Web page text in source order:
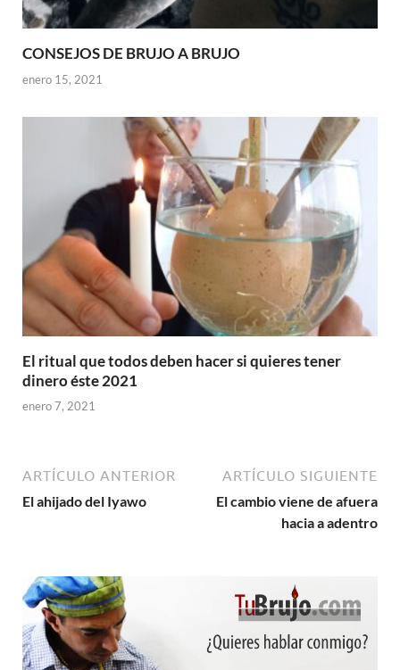
CONSEJOS DE BRUJO A BRUJO
enero 15, 2021
El ritual que todos deben hacer si quieres tener
dinero éste 2021
enero 7, 2021
ARTÍCULO ANTERIOR
El ahijado del Iyawo
ARTÍCULO SIGUIENTE
El cambio viene de afuera
hacia a adentro